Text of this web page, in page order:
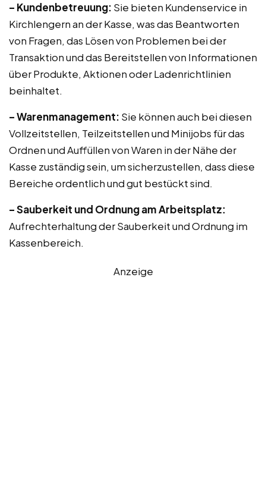
– Kundenbetreuung: Sie bieten Kundenservice in
Kirchlengern an der Kasse, was das Beantworten
von Fragen, das Lösen von Problemen bei der
Transaktion und das Bereitstellen von Informationen
über Produkte, Aktionen oder Ladenrichtlinien
beinhaltet.
– Warenmanagement: Sie können auch bei diesen
Vollzeitstellen, Teilzeitstellen und Minijobs für das
Ordnen und Auffüllen von Waren in der Nähe der
Kasse zuständig sein, um sicherzustellen, dass diese
Bereiche ordentlich und gut bestückt sind.
– Sauberkeit und Ordnung am Arbeitsplatz:
Aufrechterhaltung der Sauberkeit und Ordnung im
Kassenbereich.
Anzeige